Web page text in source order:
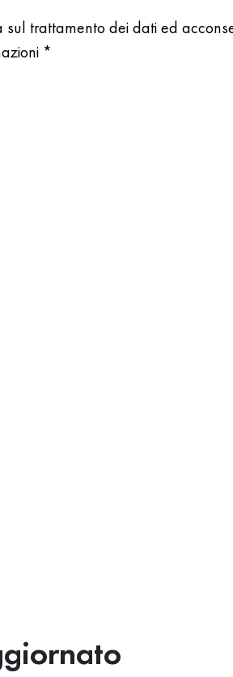
sul trattamento dei dati ed
*